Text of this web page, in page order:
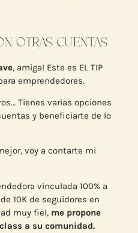
OTRAS CUENTAS
, amiga! Este es EL TIP
emprendedores.
Tienes varias opciones
y beneficiarte de lo
voy a contarte mi
vinculada 100% a
10K de seguidores en
muy fiel, me propone
a su comunidad.